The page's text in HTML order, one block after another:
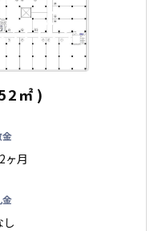
㎡ )
金
ヶ月
金
し